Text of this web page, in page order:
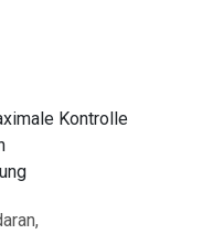
Kontrolle